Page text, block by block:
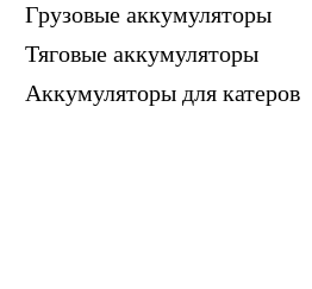
Грузовые аккумуляторы
Тяговые аккумуляторы
Аккумуляторы для катеров